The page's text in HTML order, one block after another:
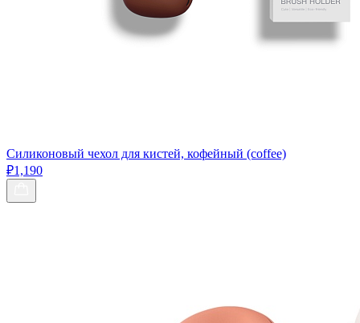
Силиконовый чехол для кистей, кофейный (coffee)
₽1,190